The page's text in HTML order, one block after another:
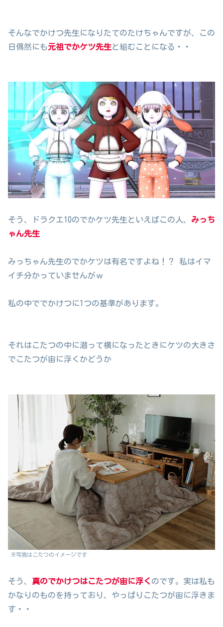
そんなでかけつ先生になりたてのたけちゃんですが、この
日偶然にも元祖でかケツ先生と組むことになる・・
そう、ドラクエ10のでかケツ先生といえばこの人、 みっち
ゃん先生
みっちゃん先生のでかケツは有名ですよね！？ 私はイマ
イチ分かっていませんがｗ
私の中ででかけつに1つの基準があります。
それはこたつの中に潜って横になったときにケツの大きさ
でこたつが宙に浮くかどうか
※写真はこたつのイメージです
そう、 真のでかけつはこたつが宙に浮く のです。実は私も
かなりのものを持っており、やっぱりこたつが宙に浮きま
す・・